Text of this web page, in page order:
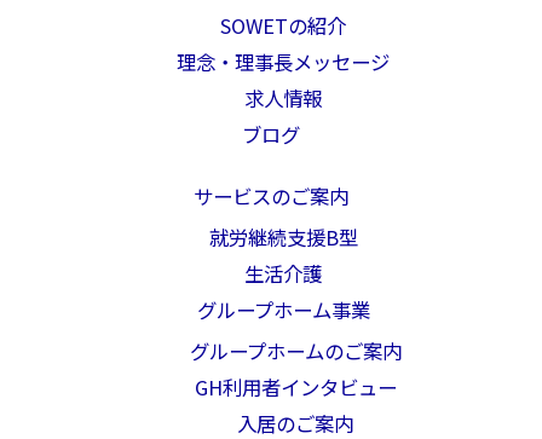
SOWETの紹介
理念・理事長メッセージ
求人情報
ブログ
サービスのご案内
就労継続支援B型
生活介護
グループホーム事業
グループホームのご案内
GH利用者インタビュー
入居のご案内